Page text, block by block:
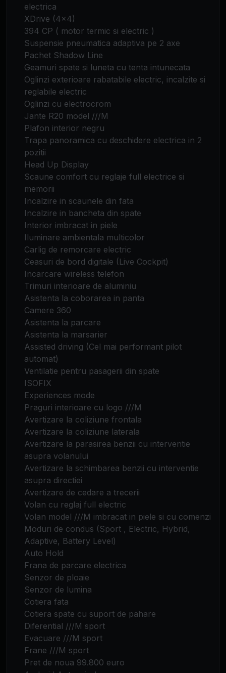
electrica
XDrive (4x4)
394 CP ( motor termic si electric )
Suspensie pneumatica adaptiva pe 2 axe
Pachet Shadow Line
Geamuri spate si luneta cu tenta intunecata
Oglinzi exterioare rabatabile electric, incalzite si
reglabile electric
Oglinzi cu electrocrom
Jante R20 model ///M
Plafon interior negru
Trapa panoramica cu deschidere electrica in 2
pozitii
Head Up Display
Scaune comfort cu reglaje full electrice si
memorii
Incalzire in scaunele din fata
Incalzire in bancheta din spate
Interior imbracat in piele
Iluminare ambientala multicolor
Carlig de remorcare electric
Ceasuri de bord digitale (Live Cockpit)
Incarcare wireless telefon
Trimuri interioare de aluminiu
Asistenta la coborarea in panta
Camere 360
Asistenta la parcare
Asistenta la marsarier
Assisted driving (Cel mai performant pilot
automat)
Ventilatie pentru pasagerii din spate
ISOFIX
Experiences mode
Praguri interioare cu logo ///M
Avertizare la coliziune frontala
Avertizare la coliziune laterala
Avertizare la parasirea benzii cu interventie
asupra volanului
Avertizare la schimbarea benzii cu interventie
asupra directiei
Avertizare de cedare a trecerii
Volan cu reglaj full electric
Volan model ///M imbracat in piele si cu comenzi
Moduri de condus (Sport , Electric, Hybrid,
Adaptive, Battery Level)
Auto Hold
Frana de parcare electrica
Senzor de ploaie
Senzor de lumina
Cotiera fata
Cotiera spate cu suport de pahare
Diferential ///M sport
Evacuare ///M sport
Frane ///M sport
Pret de noua 99.800 euro